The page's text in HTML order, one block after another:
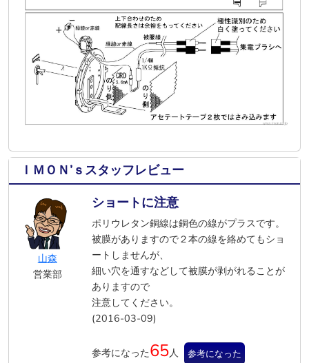
ＩＭＯＮ’ｓスタッフレビュー
山森
営業部
ショートに注意
ポリウレタン銅線は銅色の線がプラスです。
被膜がありますので２本の線を絡めてもショ
ートしませんが、
細い穴を通すなどして被膜が剥がれることが
ありますので
注意してください。
(2016-03-09)
参考になった65人 参考になった